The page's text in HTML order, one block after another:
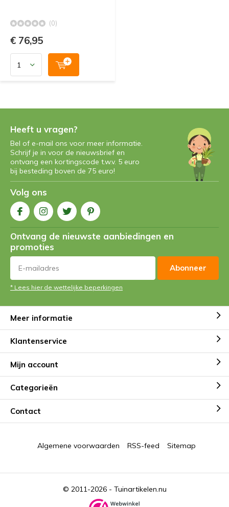
(0)
€ 76,95
Heeft u vragen?
Bel of e-mail ons voor meer informatie.
Schrijf je in voor de nieuwsbrief en
ontvang een kortingscode t.w.v. 5 euro
bij besteding boven de 75 euro!
Volg ons
Ontvang de nieuwste aanbiedingen en
promoties
Abonneer
* Lees hier de wettelijke beperkingen
Meer informatie
Klantenservice
Mijn account
Categorieën
Contact
© 2011-2026 - Tuinartikelen.nu
Algemene voorwaarden RSS-feed Sitemap